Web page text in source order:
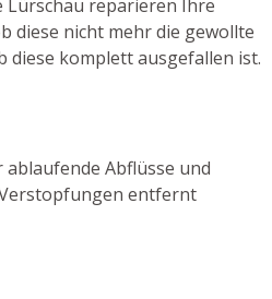
Lürschau reparieren Ihre
diese nicht mehr die gewollte
diese komplett ausgefallen ist.
Abflüsse und
entfernt